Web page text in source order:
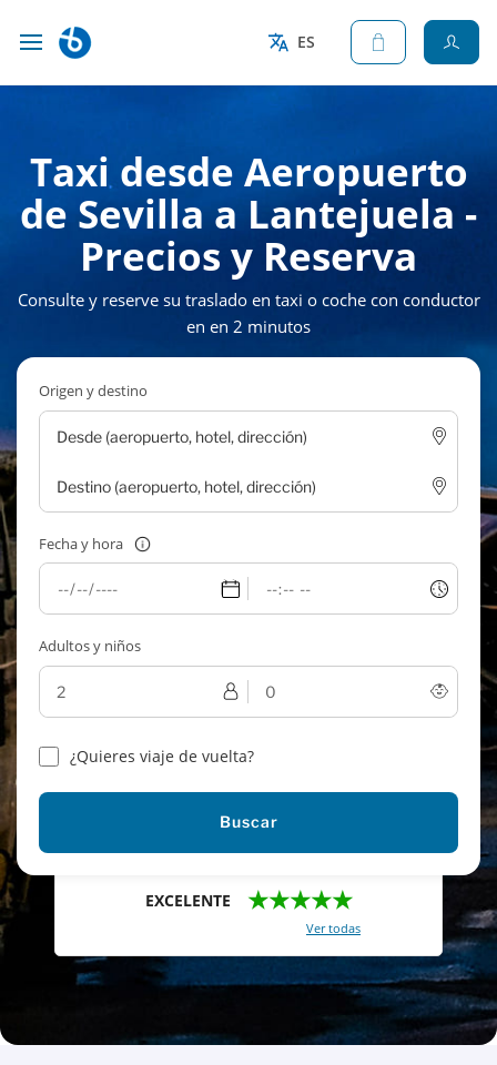
ES
Taxi desde Aeropuerto
de Sevilla a Lantejuela -
Precios y Reserva
Consulte y reserve su traslado en taxi o coche con conductor
en en 2 minutos
Origen y destino
Fecha y hora
Adultos y niños
¿Quieres viaje de vuelta?
Buscar
EXCELENTE ★★★★★
Ver todas